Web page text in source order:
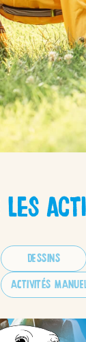
/fr/fr/
/fr/fr/
les
DESSINS
ACTIVITÉS